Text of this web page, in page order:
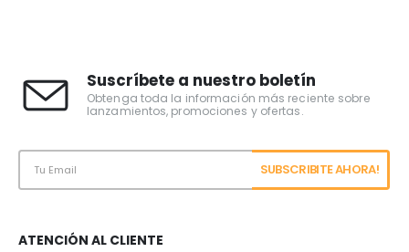
Suscríbete a nuestro boletín
Obtenga toda la información más reciente sobre
lanzamientos, promociones y ofertas.
ATENCIÓN AL CLIENTE